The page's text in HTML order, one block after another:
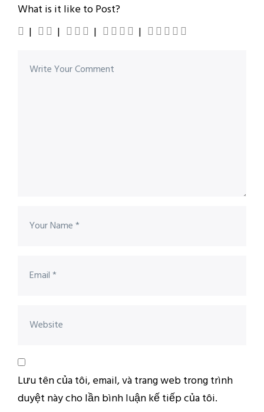
What is it like to Post?
Lưu tên của tôi, email, và trang web trong trình
duyệt này cho lần bình luận kế tiếp của tôi.